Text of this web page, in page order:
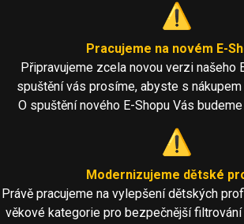
⚠️
Pracujeme na novém E-
Připravujeme zcela novou verzi našeho
spuštění vás prosíme, abyste s
O spuštění nového E-Shopu Vás
⚠️
Modernizujeme dětské
Právě pracujeme na vylepšení dětských
věkové kategorie pro bezpečnější